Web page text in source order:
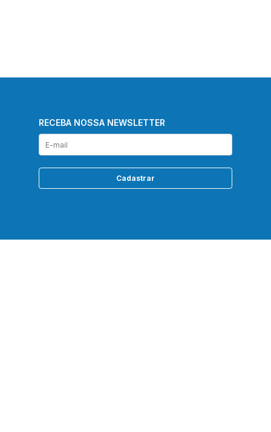
RECEBA NOSSA NEWSLETTER
Cadastrar